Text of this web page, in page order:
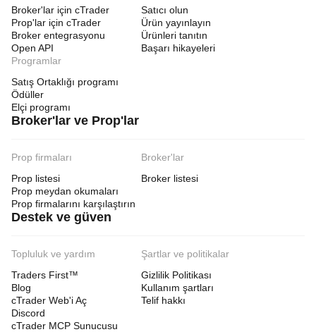
Broker'lar için cTrader
Prop'lar için cTrader
Broker entegrasyonu
Open API
Satıcı olun
Ürün yayınlayın
Ürünleri tanıtın
Başarı hikayeleri
Programlar
Satış Ortaklığı programı
Ödüller
Elçi programı
Broker'lar ve Prop'lar
Prop firmaları
Prop listesi
Prop meydan okumaları
Prop firmalarını karşılaştırın
Broker'lar
Broker listesi
Destek ve güven
Topluluk ve yardım
Traders First™
Blog
cTrader Web'i Aç
Discord
cTrader MCP Sunucusu
Şartlar ve politikalar
Gizlilik Politikası
Kullanım şartları
Telif hakkı